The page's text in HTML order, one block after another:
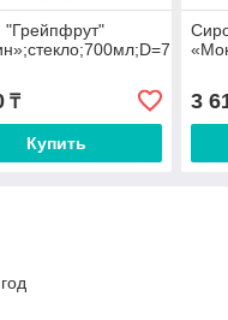
"Грейпфрут"
₸
Купить
3